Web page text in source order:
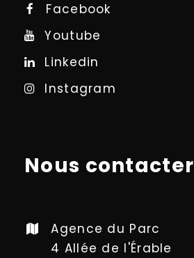
Facebook
Youtube
Linkedin
Instagram
Nous contacter
Agence du Parc
4 Allée de l'Érable